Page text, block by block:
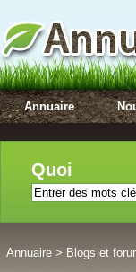
Annuaire
Quoi
Annuaire > Blogs et